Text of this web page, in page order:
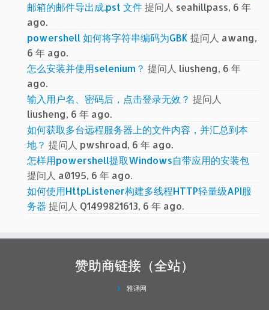
邮箱的邮件导出成.pst 文件提问人 seahillpass, 6 年
ago.
powershell 如何将字符串编码为GBK 提问人 awang,
6 年 ago.
怎么安装并使用selenium？ 提问人 liusheng, 6 年
ago.
输入用户名、密码后，点击登录无效？ 提问人
liusheng, 6 年 ago.
如何获取多台远程服务器上的文件内容，并汇总到本
地？ 提问人 pwshroad, 6 年 ago.
怎样用powershell提取Windows自带应用的安装包
提问人 a0195, 6 年 ago.
如何使用HttpListener构建多线程HTTP轻量级API服
务器 提问人 Q1499821613, 6 年 ago.
赞助商链接（全站）
雅诵网